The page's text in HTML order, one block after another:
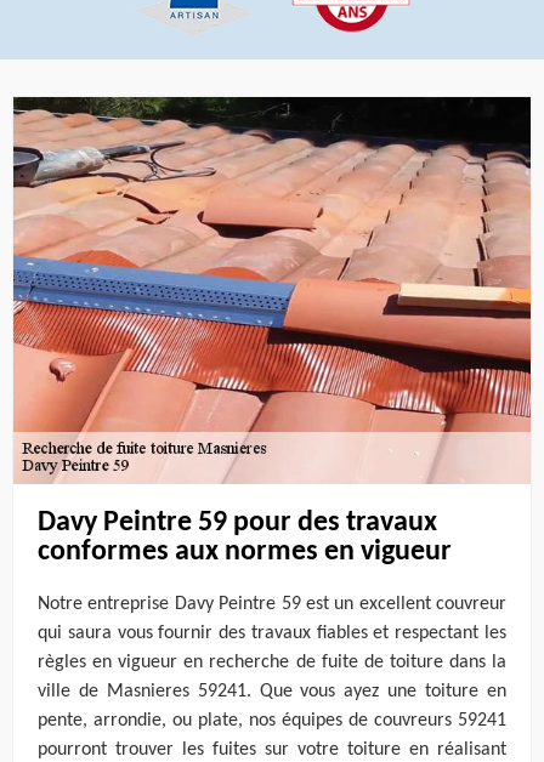
Davy Peintre 59 pour des travaux
conformes aux normes en vigueur
Notre entreprise Davy Peintre 59 est un excellent couvreur
qui saura vous fournir des travaux fiables et respectant les
règles en vigueur en recherche de fuite de toiture dans la
ville de Masnieres 59241. Que vous ayez une toiture en
pente, arrondie, ou plate, nos équipes de couvreurs 59241
pourront trouver les fuites sur votre toiture en réalisant